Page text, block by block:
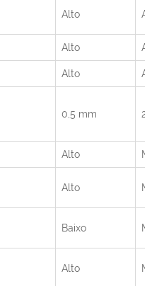
Alto
Alto
Alto
0,5 mm 2
Alto
Alto
Baixo
Alto